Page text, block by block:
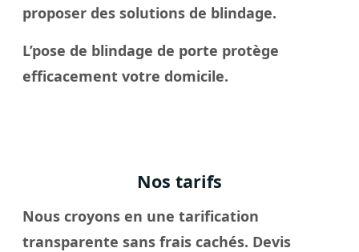
proposer des solutions de blindage.
L’pose de blindage de porte protège
efficacement votre domicile.
Nos tarifs
Nous croyons en une tarification
transparente sans frais cachés. Devis